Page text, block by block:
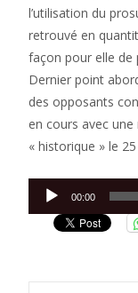
l’utilisation du
retrouvé en
façon pour elle de
Dernier point
des opposants
en cours avec
« historique » le
Lecteur
audio
00:00